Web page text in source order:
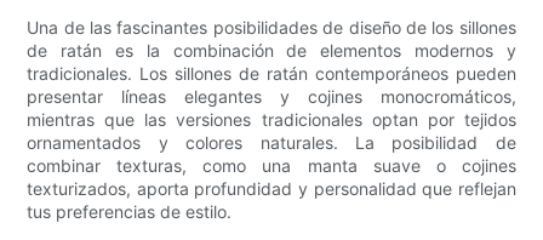
Una de las fascinantes posibilidades de diseño de los sillones
de ratán es la combinación de elementos modernos y
tradicionales. Los sillones de ratán contemporáneos pueden
presentar líneas elegantes y cojines monocromáticos,
mientras que las versiones tradicionales optan por tejidos
ornamentados y colores naturales. La posibilidad de
combinar texturas, como una manta suave o cojines
texturizados, aporta profundidad y personalidad que reflejan
tus preferencias de estilo.